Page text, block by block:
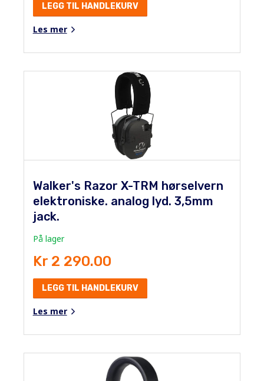
LEGG TIL HANDLEKURV
Les mer
Walker's Razor X-TRM hørselvern
elektroniske. analog lyd. 3,5mm
jack.
På lager
Kr 2 290.00
LEGG TIL HANDLEKURV
Les mer